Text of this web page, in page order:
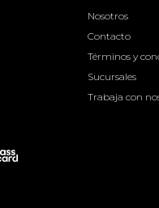
Nosotros
Contacto
Términos y
Sucursales
Trabaja con